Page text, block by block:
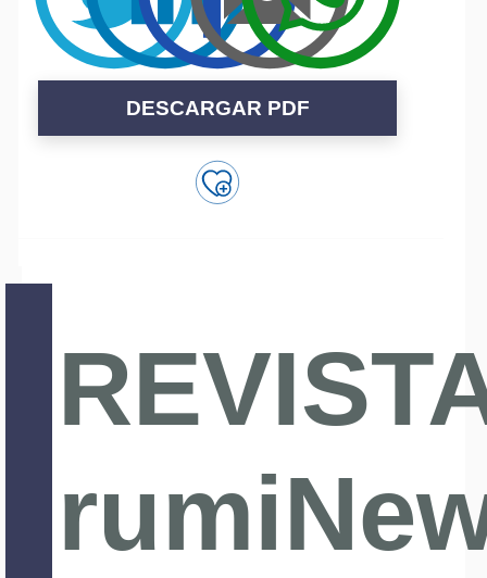
DESCARGAR PDF